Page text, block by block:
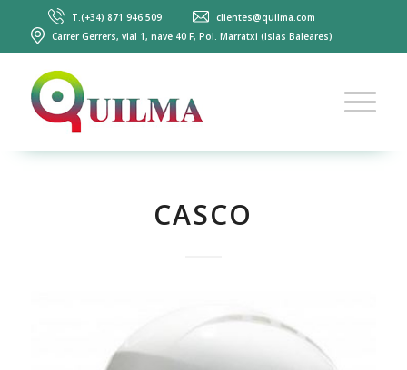
T.(+34) 871 946 509
clientes@quilma.com
Carrer Gerrers, vial 1, nave 40 F, Pol. Marratxi (Islas Baleares)
CASCO